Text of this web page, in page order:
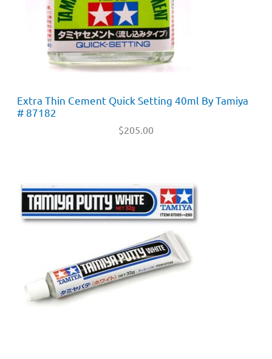
Extra Thin Cement Quick Setting 40ml By Tamiya
# 87182
$205.00